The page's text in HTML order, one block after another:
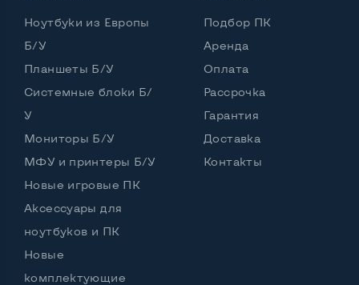
Ноутбуки из Европы
Б/У
Планшеты Б/У
Системные блоки Б/
У
Мониторы Б/У
МФУ и принтеры Б/У
Новые игровые ПК
Аксессуары для
ноутбуков и ПК
Новые
комплектующие
Подбор ПК
Аренда
Оплата
Рассрочка
Гарантия
Доставка
Контакты